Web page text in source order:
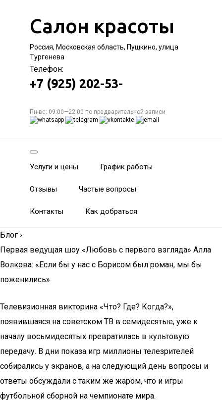
Салон красоты
Россия, Московская область, Пушкино, улица
Тургенева
Телефон:
+7 (925) 202-53-
Пн-вс: 09:00—22:00 по предварительной записи
Услуги и цены График работы
Отзывы Частые вопросы
Контакты Как добраться
Блог ›
Первая ведущая шоу «Любовь с первого взгляда» Алла
Волкова: «Если бы у нас с Борисом был роман, мы бы
поженились»
Телевизионная викторина «Что? Где? Когда?»,
появившаяся на советском ТВ в семидесятые, уже к
началу восьмидесятых превратилась в культовую
передачу. В дни показа игр миллионы телезрителей
собирались у экранов, а на следующий день вопросы и
ответы обсуждали с таким же жаром, что и игры
футбольной сборной на чемпионате мира.